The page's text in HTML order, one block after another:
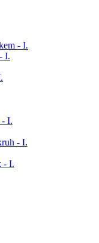
- I.
I.
- I.
- I.
- I.